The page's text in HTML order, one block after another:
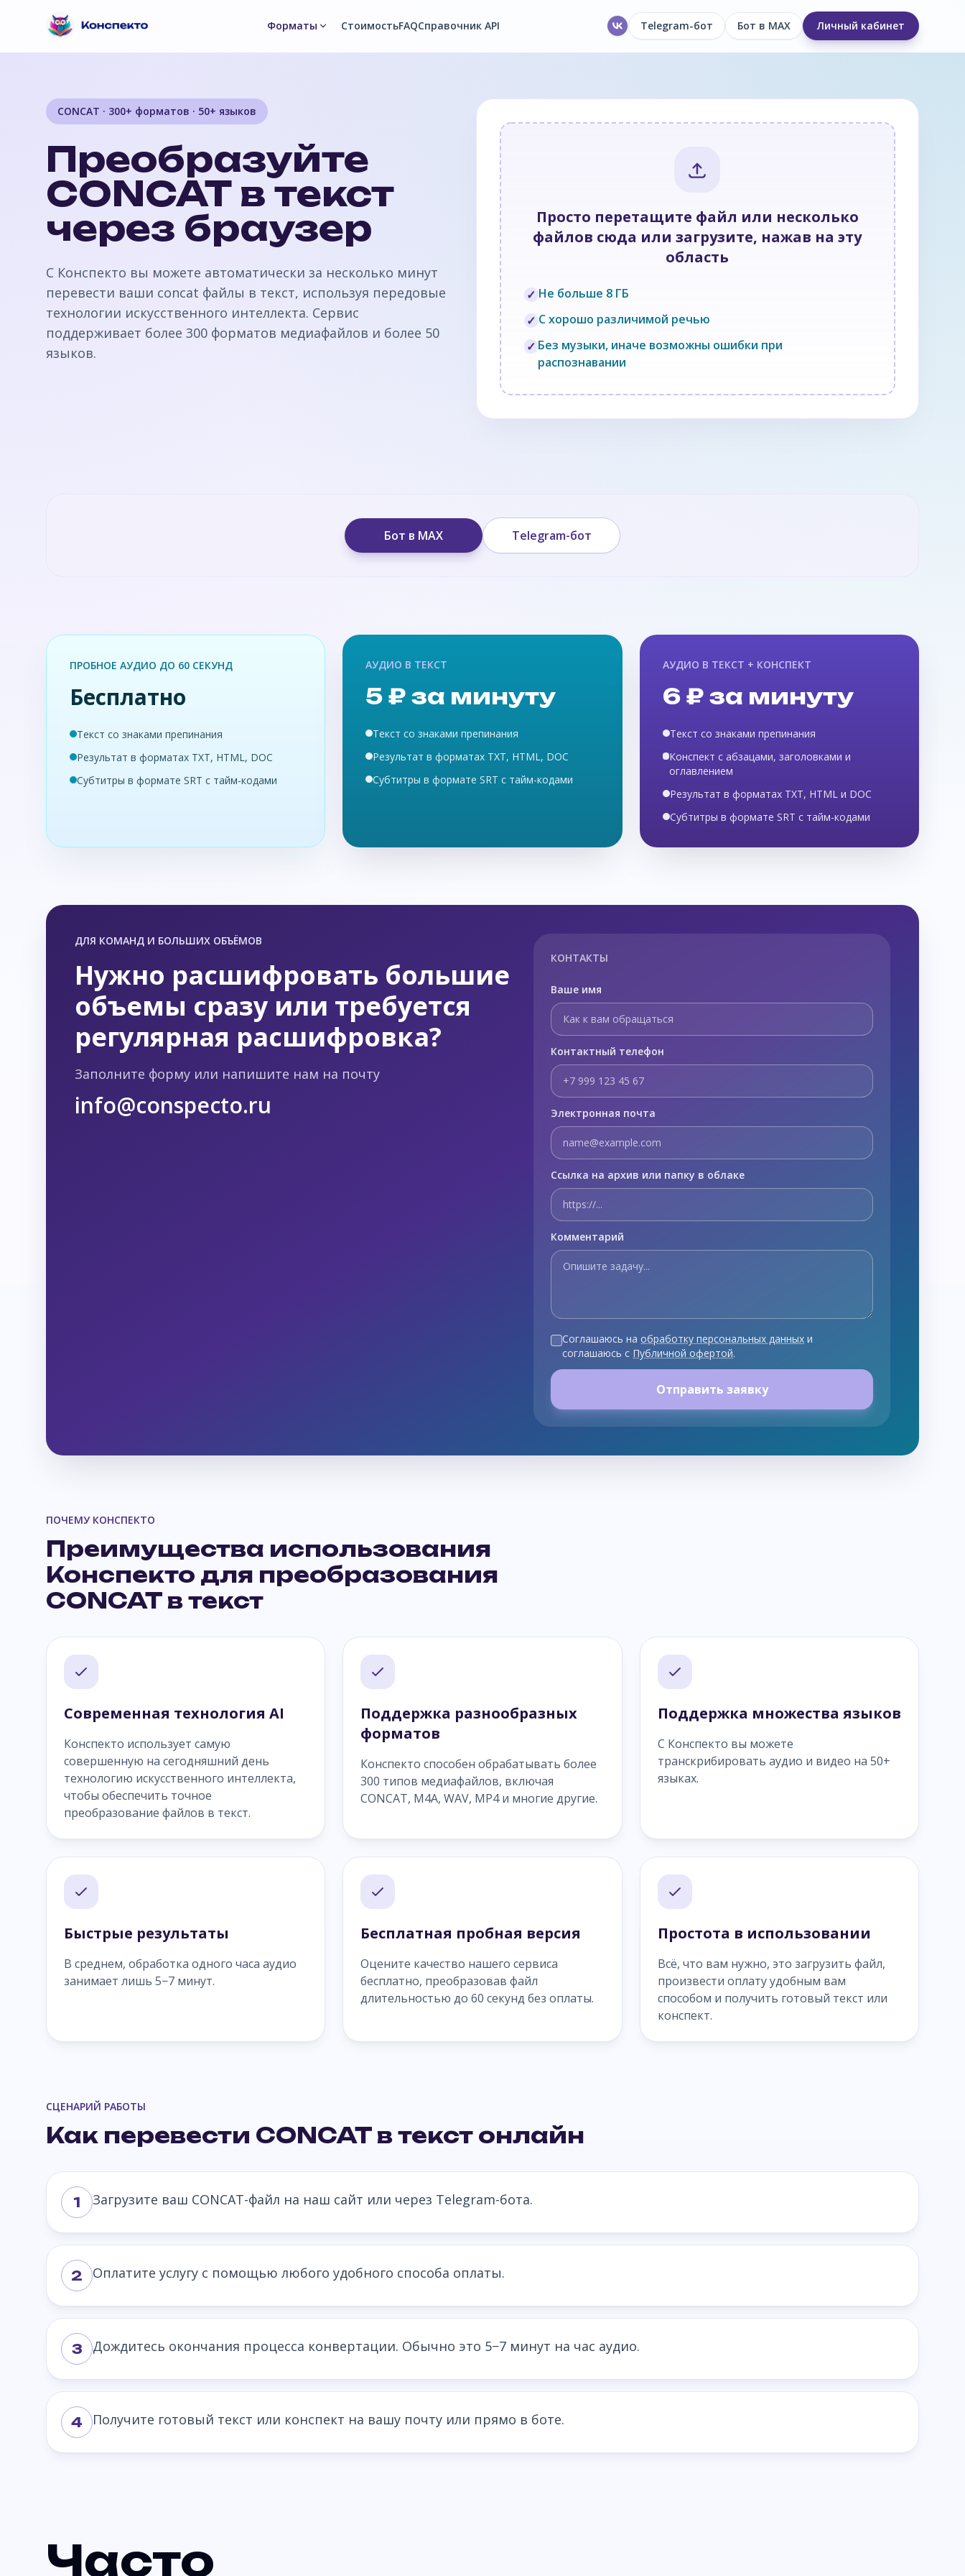
Форматы СтоимостьFAQСправочник API Telegram-бот Бот в MAX Личный кабинет
CONCAT · 300+ форматов · 50+ языков
Преобразуйте
CONCAT в текст
через браузер
С Конспекто вы можете автоматически за несколько минут
перевести ваши concat файлы в текст, используя передовые
технологии искусственного интеллекта. Сервис
поддерживает более 300 форматов медиафайлов и более 50
языков.
Просто перетащите файл или несколько
файлов сюда или загрузите, нажав на эту
область
✓ Не больше 8 ГБ
✓ С хорошо различимой речью
✓ Без музыки, иначе возможны ошибки при
распознавании
Бот в MAX Telegram-бот
ПРОБНОЕ АУДИО ДО 60 СЕКУНД
Бесплатно
Текст со знаками препинания
Результат в форматах TXT, HTML, DOC
Субтитры в формате SRT с тайм-кодами
АУДИО В ТЕКСТ
5 ₽ за минуту
Текст со знаками препинания
Результат в форматах TXT, HTML, DOC
Субтитры в формате SRT с тайм-кодами
АУДИО В ТЕКСТ + КОНСПЕКТ
6 ₽ за минуту
Текст со знаками препинания
Конспект с абзацами, заголовками и
оглавлением
Результат в форматах TXT, HTML и DOC
Субтитры в формате SRT с тайм-кодами
ДЛЯ КОМАНД И БОЛЬШИХ ОБЪЁМОВ
Нужно расшифровать большие
объемы сразу или требуется
регулярная расшифровка?
Заполните форму или напишите нам на почту
info@conspecto.ru
КОНТАКТЫ
Ваше имя
Контактный телефон
Электронная почта
Ссылка на архив или папку в облаке
Комментарий
Соглашаюсь на обработку персональных данных и
соглашаюсь с Публичной офертой.
Отправить заявку
ПОЧЕМУ КОНСПЕКТО
Преимущества использования
Конспекто для преобразования
CONCAT в текст
Современная технология AI
Конспекто использует самую
совершенную на сегодняшний день
технологию искусственного интеллекта,
чтобы обеспечить точное
преобразование файлов в текст.
Поддержка разнообразных
форматов
Конспекто способен обрабатывать более
300 типов медиафайлов, включая
CONCAT, M4A, WAV, MP4 и многие другие.
Поддержка множества языков
С Конспекто вы можете
транскрибировать аудио и видео на 50+
языках.
Быстрые результаты
В среднем, обработка одного часа аудио
занимает лишь 5−7 минут.
Бесплатная пробная версия
Оцените качество нашего сервиса
бесплатно, преобразовав файл
длительностью до 60 секунд без оплаты.
Простота в использовании
Всё, что вам нужно, это загрузить файл,
произвести оплату удобным вам
способом и получить готовый текст или
конспект.
СЦЕНАРИЙ РАБОТЫ
Как перевести CONCAT в текст онлайн
1 Загрузите ваш CONCAT-файл на наш сайт или через Telegram-бота.
2 Оплатите услугу с помощью любого удобного способа оплаты.
3 Дождитесь окончания процесса конвертации. Обычно это 5−7 минут на час аудио.
4 Получите готовый текст или конспект на вашу почту или прямо в боте.
Часто